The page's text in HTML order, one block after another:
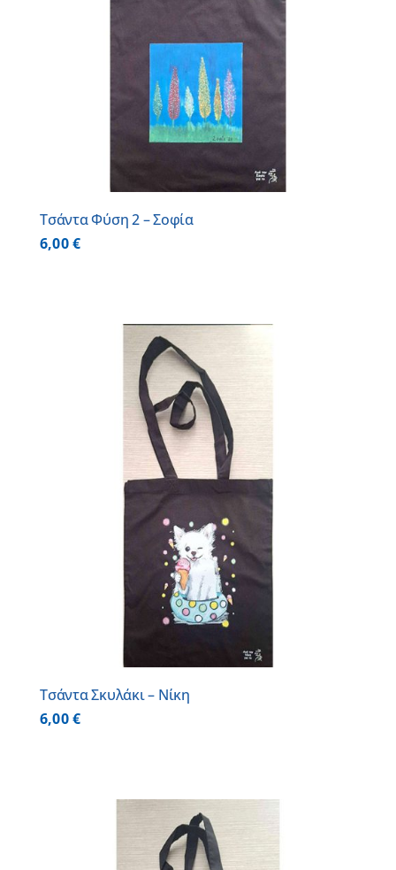
Τσάντα Φύση 2 – Σοφία
6,00€
Τσάντα Σκυλάκι – Νίκη
6,00€